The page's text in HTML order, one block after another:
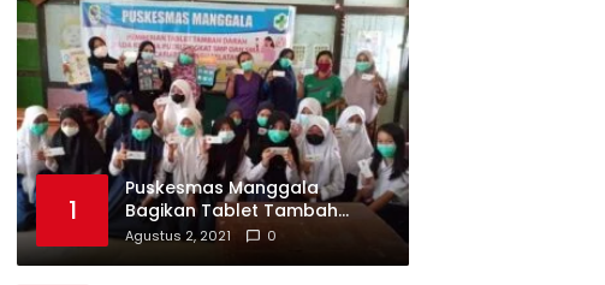
1
Puskesmas Manggala
Bagikan Tablet Tambah
Darah di Beberapa Sekolah
Agustus 2, 2021 0